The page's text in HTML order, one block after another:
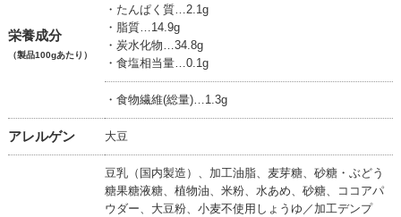
栄養成分
（製品100gあたり）
・たんぱく質…2.1g
・脂質…14.9g
・炭水化物…34.8g
・食塩相当量…0.1g
・食物繊維(総量)…1.3g
アレルゲン 大豆
豆乳（国内製造）、加工油脂、麦芽糖、砂糖・ぶどう
糖果糖液糖、植物油、米粉、水あめ、砂糖、ココアパ
ウダー、大豆粉、小麦不使用しょうゆ／加工デンプ